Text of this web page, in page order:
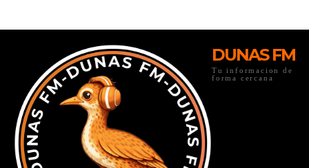
DUNAS FM
Tu informacion de
forma cercana